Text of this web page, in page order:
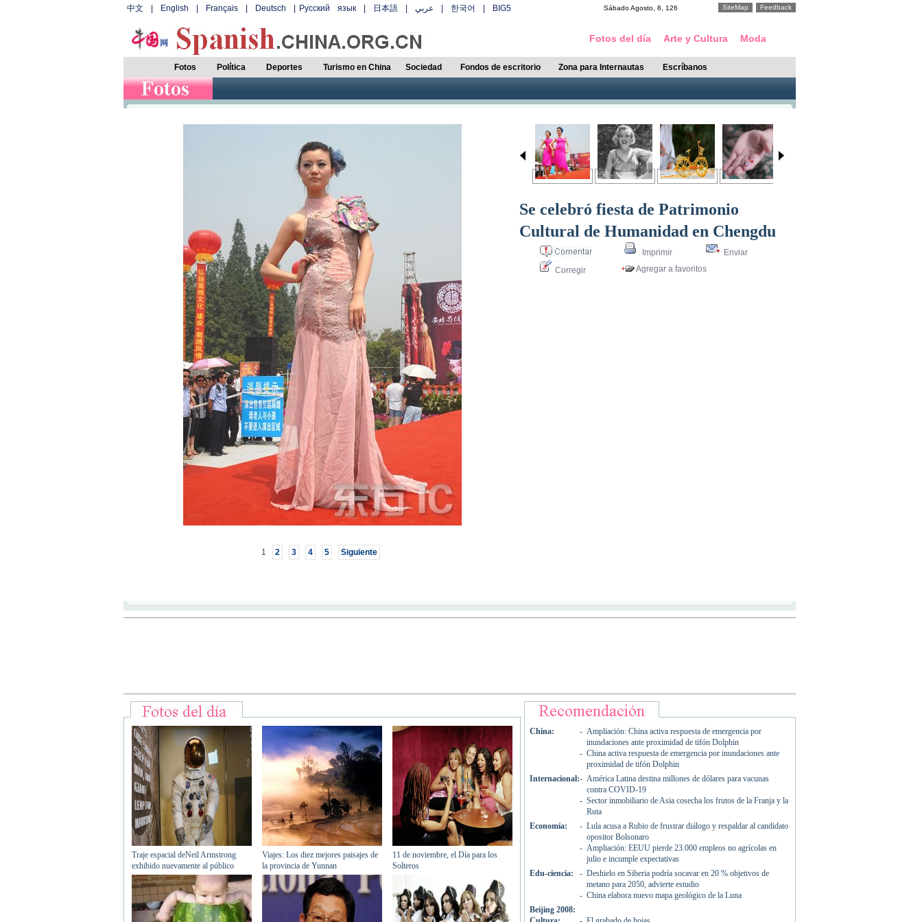
中文 English Français| Deutsch Русский язык| 日本語| عربي 한국어 BIG5 Feedback
SiteMap
SábadoAgosto, 8 126
Fotos del día Arte y Cultura Moda
Fotos Política Deportes Turismo en China Sociedad Fondos de escritorio Zona para Internautas Escríbanos
1 2 3 4 5 Siguiente
Se celebró fiesta de Patrimonio
Cultural de Humanidad en Chengdu
Imprimir
Enviar
Corregir
Agregar a favoritos